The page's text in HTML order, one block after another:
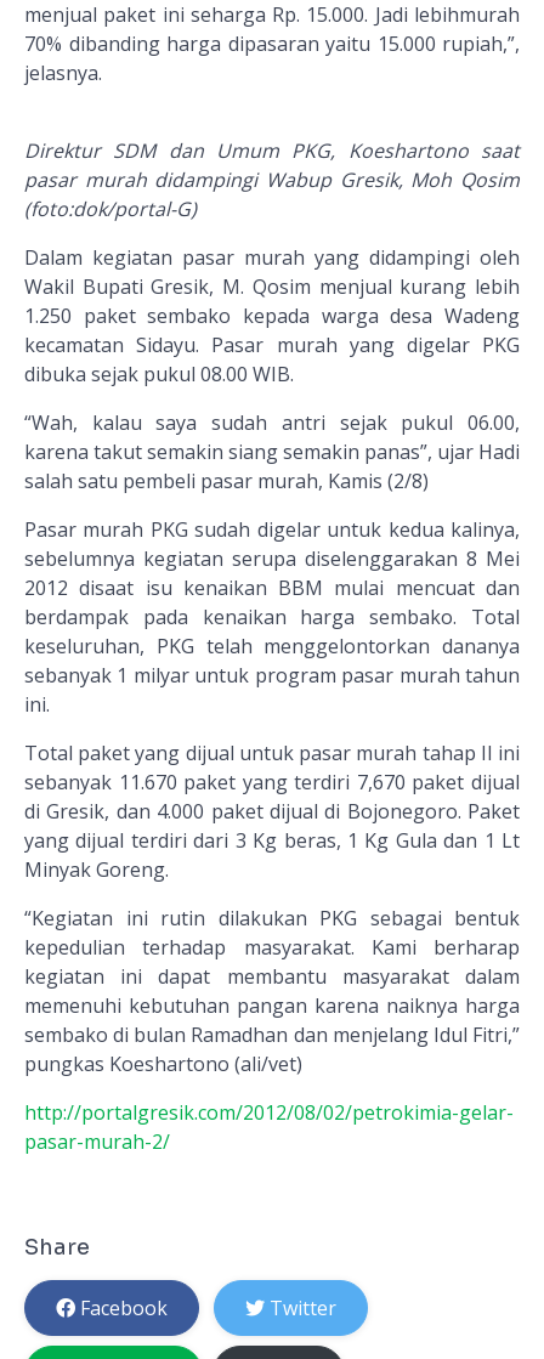
menjual paket ini seharga Rp. 15.000. Jadi lebihmurah
70% dibanding harga dipasaran yaitu 15.000 rupiah,”,
jelasnya.
Direktur SDM dan Umum PKG, Koeshartono saat
pasar murah didampingi Wabup Gresik, Moh Qosim
(foto:dok/portal-G)
Dalam kegiatan pasar murah yang didampingi oleh
Wakil Bupati Gresik, M. Qosim menjual kurang lebih
1.250 paket sembako kepada warga desa Wadeng
kecamatan Sidayu. Pasar murah yang digelar PKG
dibuka sejak pukul 08.00 WIB.
“Wah, kalau saya sudah antri sejak pukul 06.00,
karena takut semakin siang semakin panas”, ujar Hadi
salah satu pembeli pasar murah, Kamis (2/8)
Pasar murah PKG sudah digelar untuk kedua kalinya,
sebelumnya kegiatan serupa diselenggarakan 8 Mei
2012 disaat isu kenaikan BBM mulai mencuat dan
berdampak pada kenaikan harga sembako. Total
keseluruhan, PKG telah menggelontorkan dananya
sebanyak 1 milyar untuk program pasar murah tahun
ini.
Total paket yang dijual untuk pasar murah tahap II ini
sebanyak 11.670 paket yang terdiri 7,670 paket dijual
di Gresik, dan 4.000 paket dijual di Bojonegoro. Paket
yang dijual terdiri dari 3 Kg beras, 1 Kg Gula dan 1 Lt
Minyak Goreng.
“Kegiatan ini rutin dilakukan PKG sebagai bentuk
kepedulian terhadap masyarakat. Kami berharap
kegiatan ini dapat membantu masyarakat dalam
memenuhi kebutuhan pangan karena naiknya harga
sembako di bulan Ramadhan dan menjelang Idul Fitri,”
pungkas Koeshartono (ali/vet)
http://portalgresik.com/2012/08/02/petrokimia-gelar-
pasar-murah-2/
Share
Facebook Twitter